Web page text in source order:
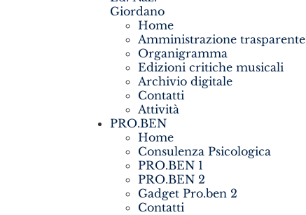
Giordano
Home
Amministrazione trasparente
Organigramma
Edizioni critiche musicali
Archivio digitale
Contatti
Attività
PRO.BEN
Home
Consulenza Psicologica
PRO.BEN 1
PRO.BEN 2
Gadget Pro.ben 2
Contatti